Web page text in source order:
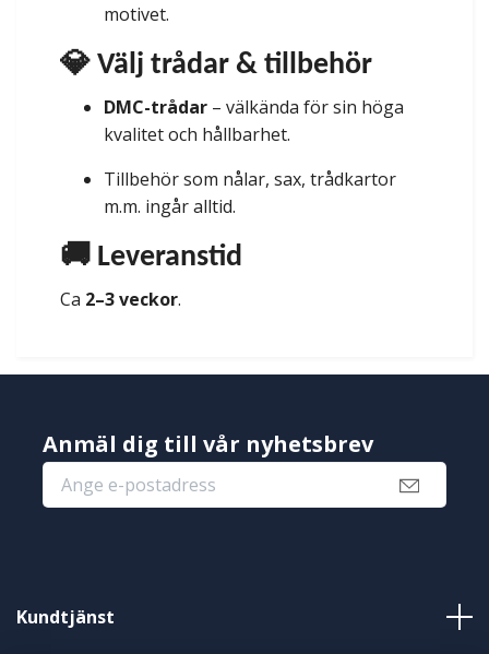
motivet.
💎 Välj trådar & tillbehör
DMC-trådar – välkända för sin höga
kvalitet och hållbarhet.
Tillbehör som nålar, sax, trådkartor
m.m. ingår alltid.
🚚 Leveranstid
Ca 2–3 veckor.
Anmäl dig till vår nyhetsbrev
Kundtjänst